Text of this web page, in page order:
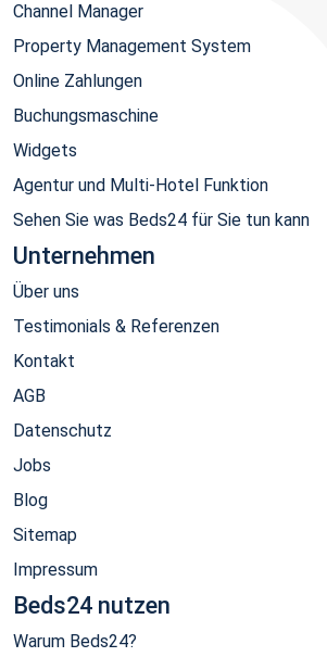
Channel Manager
Property Management System
Online Zahlungen
Buchungsmaschine
Widgets
Agentur und Multi-Hotel Funktion
Sehen Sie was Beds24 für Sie tun kann
Unternehmen
Über uns
Testimonials & Referenzen
Kontakt
AGB
Datenschutz
Jobs
Blog
Sitemap
Impressum
Beds24 nutzen
Warum Beds24?